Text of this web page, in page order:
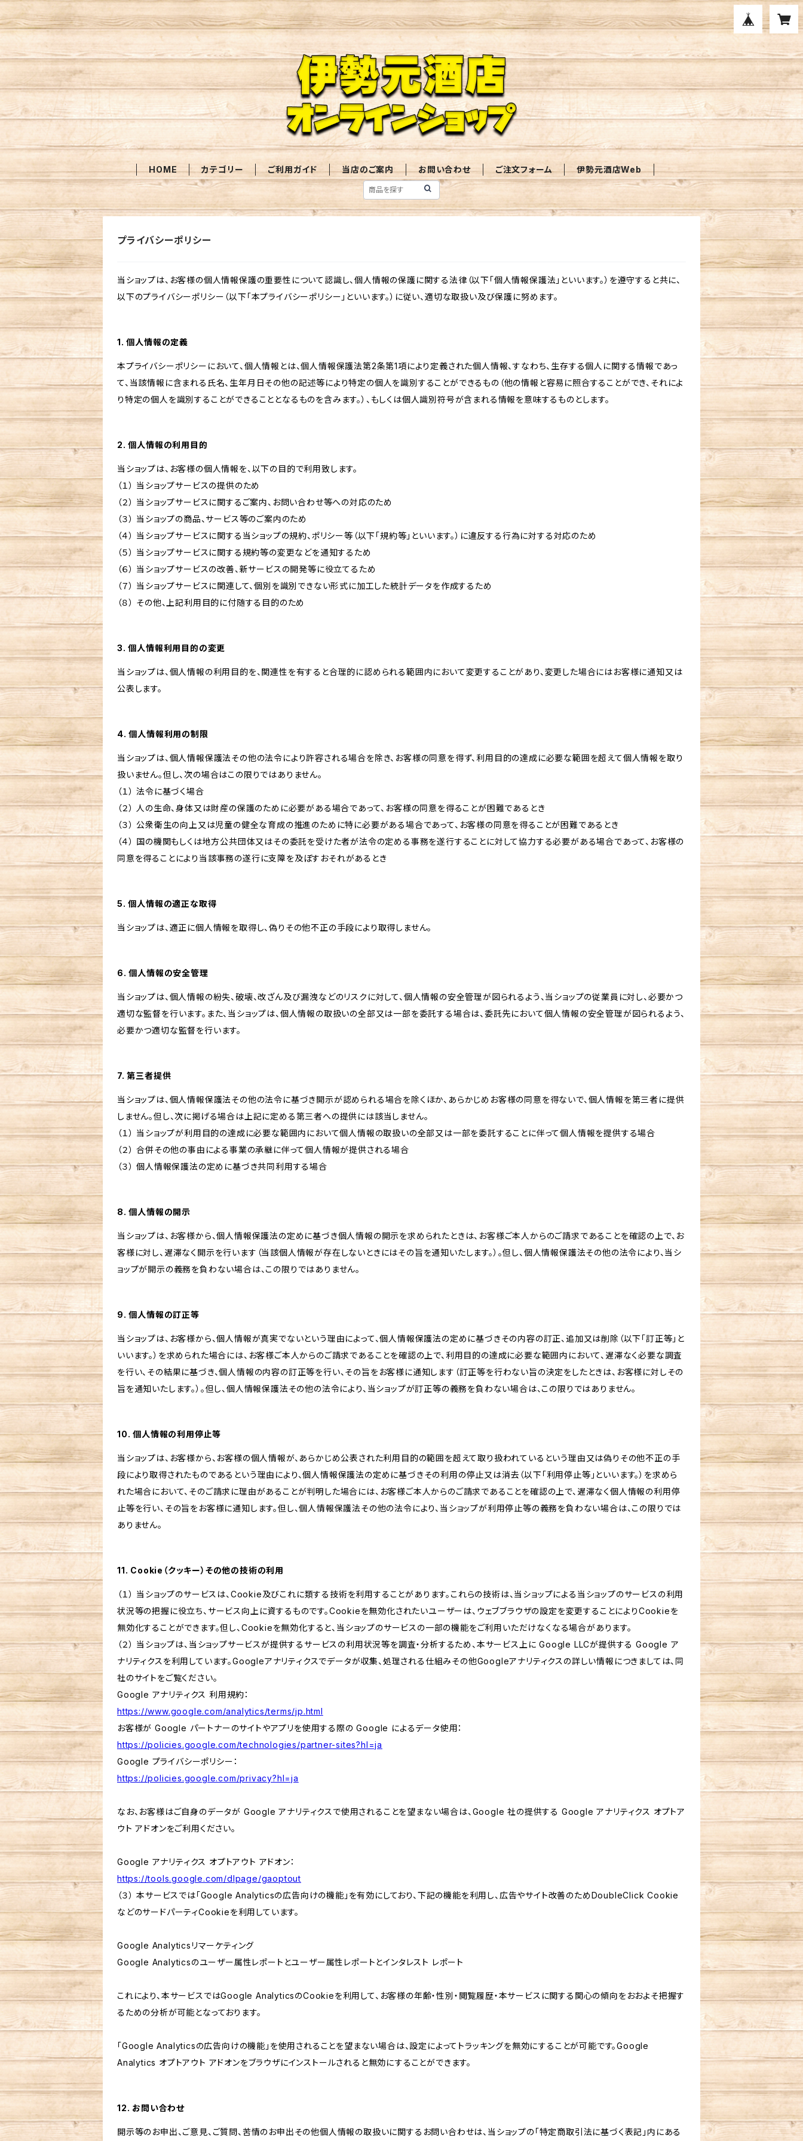
HOME カテゴリー ご利用ガイド 当店のご案内 お問い合わせ ご注文フォーム 伊勢元酒店Web
プライバシーポリシー
当ショップは、お客様の個人情報保護の重要性について認識し、個人情報の保護に関する法律（以下「個人情報保護法」といいます。）を遵守すると共に、
以下のプライバシーポリシー（以下「本プライバシーポリシー」といいます。）に従い、適切な取扱い及び保護に努めます。
1. 個人情報の定義
本プライバシーポリシーにおいて、個人情報とは、個人情報保護法第2条第1項により定義された個人情報、すなわち、生存する個人に関する情報であっ
て、当該情報に含まれる氏名、生年月日その他の記述等により特定の個人を識別することができるもの（他の情報と容易に照合することができ、それによ
り特定の個人を識別することができることとなるものを含みます。）、もしくは個人識別符号が含まれる情報を意味するものとします。
2. 個人情報の利用目的
当ショップは、お客様の個人情報を、以下の目的で利用致します。
（１） 当ショップサービスの提供のため
（２） 当ショップサービスに関するご案内、お問い合わせ等への対応のため
（３） 当ショップの商品、サービス等のご案内のため
（４） 当ショップサービスに関する当ショップの規約、ポリシー等（以下「規約等」といいます。）に違反する行為に対する対応のため
（５） 当ショップサービスに関する規約等の変更などを通知するため
（６） 当ショップサービスの改善、新サービスの開発等に役立てるため
（７） 当ショップサービスに関連して、個別を識別できない形式に加工した統計データを作成するため
（８） その他、上記利用目的に付随する目的のため
3. 個人情報利用目的の変更
当ショップは、個人情報の利用目的を、関連性を有すると合理的に認められる範囲内において変更することがあり、変更した場合にはお客様に通知又は
公表します。
4. 個人情報利用の制限
当ショップは、個人情報保護法その他の法令により許容される場合を除き、お客様の同意を得ず、利用目的の達成に必要な範囲を超えて個人情報を取り
扱いません。但し、次の場合はこの限りではありません。
（１） 法令に基づく場合
（２） 人の生命、身体又は財産の保護のために必要がある場合であって、お客様の同意を得ることが困難であるとき
（３） 公衆衛生の向上又は児童の健全な育成の推進のために特に必要がある場合であって、お客様の同意を得ることが困難であるとき
（４） 国の機関もしくは地方公共団体又はその委託を受けた者が法令の定める事務を遂行することに対して協力する必要がある場合であって、お客様の
同意を得ることにより当該事務の遂行に支障を及ぼすおそれがあるとき
5. 個人情報の適正な取得
当ショップは、適正に個人情報を取得し、偽りその他不正の手段により取得しません。
6. 個人情報の安全管理
当ショップは、個人情報の紛失、破壊、改ざん及び漏洩などのリスクに対して、個人情報の安全管理が図られるよう、当ショップの従業員に対し、必要かつ
適切な監督を行います。また、当ショップは、個人情報の取扱いの全部又は一部を委託する場合は、委託先において個人情報の安全管理が図られるよう、
必要かつ適切な監督を行います。
7. 第三者提供
当ショップは、個人情報保護法その他の法令に基づき開示が認められる場合を除くほか、あらかじめお客様の同意を得ないで、個人情報を第三者に提供
しません。但し、次に掲げる場合は上記に定める第三者への提供には該当しません。
（１） 当ショップが利用目的の達成に必要な範囲内において個人情報の取扱いの全部又は一部を委託することに伴って個人情報を提供する場合
（２） 合併その他の事由による事業の承継に伴って個人情報が提供される場合
（３） 個人情報保護法の定めに基づき共同利用する場合
8. 個人情報の開示
当ショップは、お客様から、個人情報保護法の定めに基づき個人情報の開示を求められたときは、お客様ご本人からのご請求であることを確認の上で、お
客様に対し、遅滞なく開示を行います（当該個人情報が存在しないときにはその旨を通知いたします。）。但し、個人情報保護法その他の法令により、当シ
ョップが開示の義務を負わない場合は、この限りではありません。
9. 個人情報の訂正等
当ショップは、お客様から、個人情報が真実でないという理由によって、個人情報保護法の定めに基づきその内容の訂正、追加又は削除（以下「訂正等」と
いいます。）を求められた場合には、お客様ご本人からのご請求であることを確認の上で、利用目的の達成に必要な範囲内において、遅滞なく必要な調査
を行い、その結果に基づき、個人情報の内容の訂正等を行い、その旨をお客様に通知します（訂正等を行わない旨の決定をしたときは、お客様に対しその
旨を通知いたします。）。但し、個人情報保護法その他の法令により、当ショップが訂正等の義務を負わない場合は、この限りではありません。
10. 個人情報の利用停止等
当ショップは、お客様から、お客様の個人情報が、あらかじめ公表された利用目的の範囲を超えて取り扱われているという理由又は偽りその他不正の手
段により取得されたものであるという理由により、個人情報保護法の定めに基づきその利用の停止又は消去（以下「利用停止等」といいます。）を求めら
れた場合において、そのご請求に理由があることが判明した場合には、お客様ご本人からのご請求であることを確認の上で、遅滞なく個人情報の利用停
止等を行い、その旨をお客様に通知します。但し、個人情報保護法その他の法令により、当ショップが利用停止等の義務を負わない場合は、この限りでは
ありません。
11. Cookie（クッキー）その他の技術の利用
（１） 当ショップのサービスは、Cookie及びこれに類する技術を利用することがあります。これらの技術は、当ショップによる当ショップのサービスの利用
状況等の把握に役立ち、サービス向上に資するものです。Cookieを無効化されたいユーザーは、ウェブブラウザの設定を変更することによりCookieを
無効化することができます。但し、Cookieを無効化すると、当ショップのサービスの一部の機能をご利用いただけなくなる場合があります。
（２） 当ショップは、当ショップサービスが提供するサービスの利用状況等を調査・分析するため、本サービス上に Google LLCが提供する Google ア
ナリティクスを利用しています。Googleアナリティクスでデータが収集、処理される仕組みその他Googleアナリティクスの詳しい情報につきましては、同
社のサイトをご覧ください。
Google アナリティクス 利用規約：
https://www.google.com/analytics/terms/jp.html
お客様が Google パートナーのサイトやアプリを使用する際の Google によるデータ使用：
https://policies.google.com/technologies/partner-sites?hl=ja
Google プライバシーポリシー：
https://policies.google.com/privacy?hl=ja
なお、お客様はご自身のデータが Google アナリティクスで使用されることを望まない場合は、Google 社の提供する Google アナリティクス オプトア
ウト アドオンをご利用ください。
Google アナリティクス オプトアウト アドオン：
https://tools.google.com/dlpage/gaoptout
（３） 本サービスでは「Google Analyticsの広告向けの機能」を有効にしており、下記の機能を利用し、広告やサイト改善のためDoubleClick Cookie
などのサードパーティCookieを利用しています。
Google Analyticsリマーケティング
Google Analyticsのユーザー属性レポートとユーザー属性レポートとインタレスト レポート
これにより、本サービスではGoogle AnalyticsのCookieを利用して、お客様の年齢・性別・閲覧履歴・本サービスに関する関心の傾向をおおよそ把握す
るための分析が可能となっております。
「Google Analyticsの広告向けの機能」を使用されることを望まない場合は、設定によってトラッキングを無効にすることが可能です。Google
Analytics オプトアウト アドオンをブラウザにインストールされると無効にすることができます。
12. お問い合わせ
開示等のお申出、ご意見、ご質問、苦情のお申出その他個人情報の取扱いに関するお問い合わせは、当ショップの「特定商取引法に基づく表記」内にある